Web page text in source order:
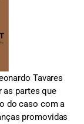
Tavares
as partes que
do caso com a
promovidas